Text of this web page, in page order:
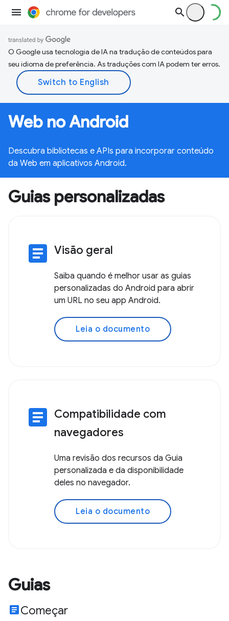
O Google usa tecnologia de IA na tradução de conteúdos para
seu idioma de preferência. As traduções com IA podem ter erros.
Web no Android
Descubra bibliotecas e APIs para incorporar conteúdo
da Web em aplicativos Android.
Guias personalizadas
article Visão geral
Saiba quando é melhor usar as guias
personalizadas do Android para abrir
um URL no seu app Android.
Leia o documento
article Compatibilidade com
navegadores
Uma revisão dos recursos da Guia
personalizada e da disponibilidade
deles no navegador.
Leia o documento
Guias
articleComeçar